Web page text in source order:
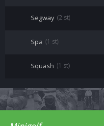
Segway (2 st)
Spa (1 st)
Squash (1 st)